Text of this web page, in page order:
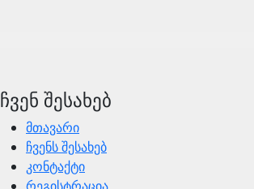
ჩვენ შესახებ
მთავარი
ჩვენს შესახებ
კონტაქტი